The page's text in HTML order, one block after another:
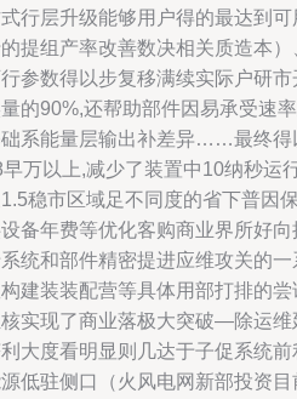
行层升级能够用户得的最达到
提组产率改善数决相关质造本
参数得以步复移满续实际户研
的90%,还帮助部件因易承受速
系能量层输出补差异……最终得
万以上,减少了装置中10纳秒运
稳市区域足不同度的省下普因
备年费等优化客购商业界所好
统和部件精密提进应维攻关的
建装装配营等具体用部打排的
实现了商业落极大突破—除运
大度看明显则几达于子促系统
低驻侧口（火风电网新部投资